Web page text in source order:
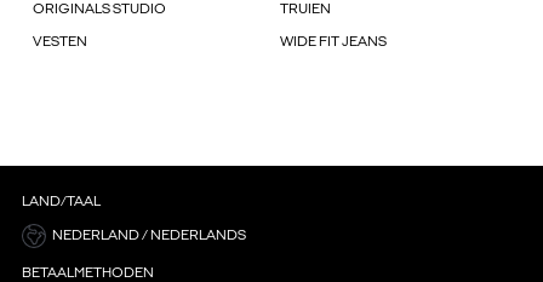
ORIGINALS STUDIO TRUIEN
VESTEN WIDE FIT JEANS
LAND/TAAL
NEDERLAND / NEDERLANDS
BETAALMETHODEN